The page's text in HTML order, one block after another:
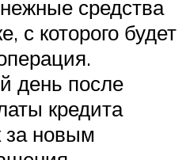
средства
с которого будет
день после
кредита
за новым